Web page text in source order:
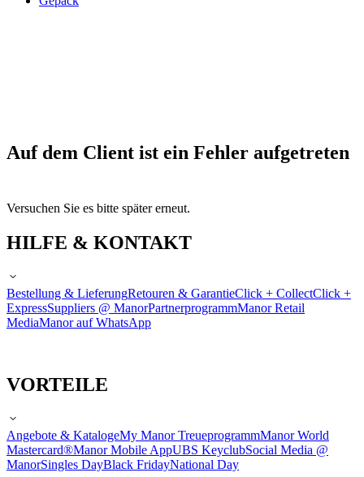
Auf dem Client ist ein Fehler aufgetreten
Versuchen Sie es bitte später erneut.
HILFE & KONTAKT
Bestellung & LieferungRetouren & GarantieClick + CollectClick +
ExpressSuppliers @ ManorPartnerprogrammManor Retail
MediaManor auf WhatsApp
VORTEILE
Angebote & KatalogeMy Manor TreueprogrammManor World
Mastercard®Manor Mobile AppUBS KeyclubSocial Media @
ManorSingles DayBlack FridayNational Day